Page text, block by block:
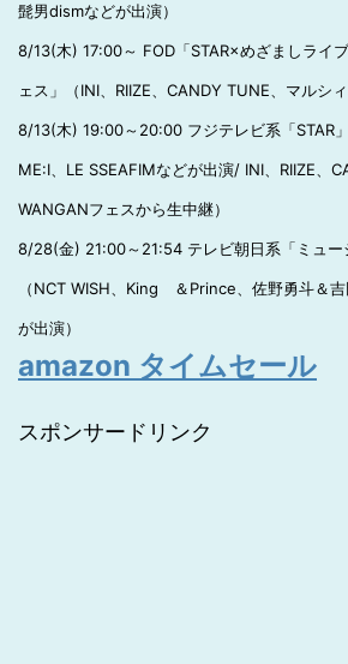
髭男dismなどが出演）
8/13(木) 17:00～ FOD「STAR×めざましライ
ェス」（INI、RIIZE、CANDY TUNE、マルシィ
8/13(木) 19:00～20:00 フジテレビ系「STAR」
ME:I、LE SSEAFIMなどが出演/ INI、RIIZE、
WANGANフェスから生中継）
8/28(金) 21:00～21:54 テレビ朝日系「ミュー
（NCT WISH、King ＆Prince、佐野勇斗＆
が出演）
amazon タイムセール
スポンサードリンク